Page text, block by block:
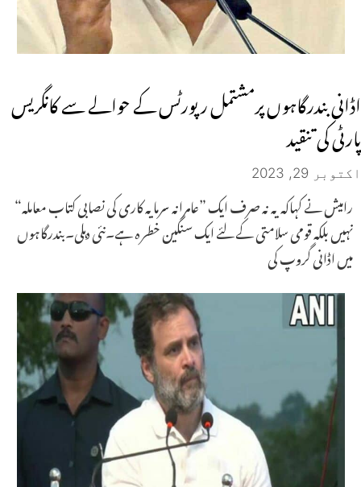
اڈانی بندرگاہوں پرمشتمل رپورٹس کے حوالے سے کانگریس
پارٹی کی تنقید
اکتوبر 29, 2023
رامیش نے کہاکہ یہ نہ صرف ایک ”عامرانہ سرمایہ کاری کی نصابی کتاب معاملہ“
نہیں بلکہ قومی سلامتی کے لئے ایک سنگین خطر ہ ہے۔نئی دہلی۔بندرگاہوں
میں اڈانی گروپ کی